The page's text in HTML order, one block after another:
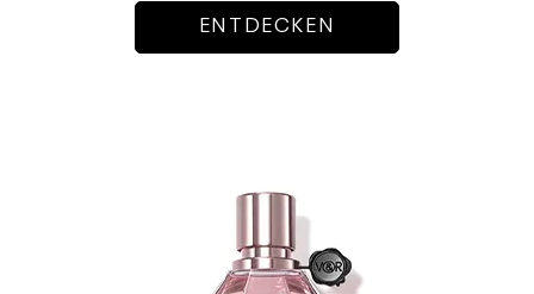
ENTDECKEN